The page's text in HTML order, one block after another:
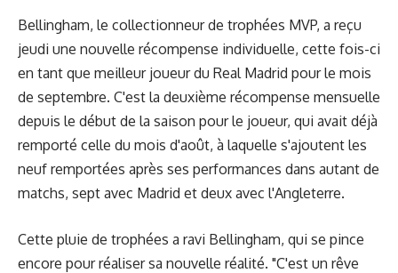
Bellingham, le collectionneur de trophées MVP, a reçu
jeudi une nouvelle récompense individuelle, cette fois-ci
en tant que meilleur joueur du Real Madrid pour le mois
de septembre. C'est la deuxième récompense mensuelle
depuis le début de la saison pour le joueur, qui avait déjà
remporté celle du mois d'août, à laquelle s'ajoutent les
neuf remportées après ses performances dans autant de
matchs, sept avec Madrid et deux avec l'Angleterre.
Cette pluie de trophées a ravi Bellingham, qui se pince
encore pour réaliser sa nouvelle réalité. "C'est un rêve